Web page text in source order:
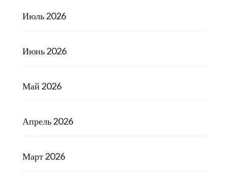
Июль 2026
Июнь 2026
Май 2026
Апрель 2026
Март 2026